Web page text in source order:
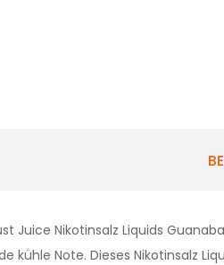
Juice Nikotinsalz Liquids
kühle Note. Dieses Nikotinsalz